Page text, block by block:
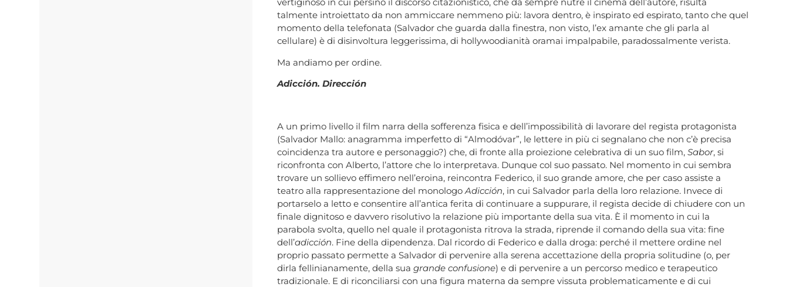
talmente introiettato da non ammiccare nemmeno più: lavora dentro, è inspirato ed espirato, tanto che quel
momento della telefonata (Salvador che guarda dalla finestra, non visto, l’ex amante che gli parla al
cellulare) è di disinvoltura leggerissima, di hollywoodianità oramai impalpabile, paradossalmente verista.
Ma andiamo per ordine.
Adicción. Dirección
A un primo livello il film narra della sofferenza fisica e dell’impossibilità di lavorare del regista protagonista
(Salvador Mallo: anagramma imperfetto di “Almodóvar”, le lettere in più ci segnalano che non c’è precisa
coincidenza tra autore e personaggio?) che, di fronte alla proiezione celebrativa di un suo film,Sabor, si
riconfronta con Alberto, l’attore che lo interpretava. Dunque col suo passato. Nel momento in cui sembra
trovare un sollievo effimero nell’eroina, reincontra Federico, il suo grande amore, che per caso assiste a
teatro alla rappresentazione del monologoAdicción, in cui Salvador parla della loro relazione. Invece di
portarselo a letto e consentire all’antica ferita di continuare a suppurare, il regista decide di chiudere con un
finale dignitoso e davvero risolutivo la relazione più importante della sua vita. È il momento in cui la
parabola svolta, quello nel quale il protagonista ritrova la strada, riprende il comando della sua vita: fine
dell’adicción. Fine della dipendenza. Dal ricordo di Federico e dalla droga: perché il mettere ordine nel
proprio passato permette a Salvador di pervenire alla serena accettazione della propria solitudine (o, per
dirla fellinianamente, della suagrande confusione) e di pervenire a un percorso medico e terapeutico
tradizionale. E di riconciliarsi con una figura materna da sempre vissuta problematicamente e di cui